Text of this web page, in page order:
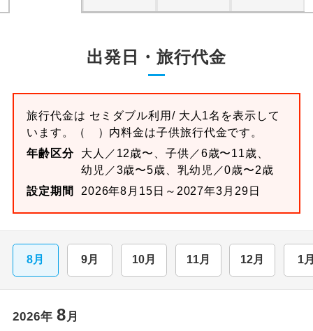
出発日・旅行代金
旅行代金は セミダブル利用/ 大人1名を表示して
います。
（ ）内料金は子供旅行代金です。
年齢区分
大人／12歳〜、子供／6歳〜11歳、
幼児／3歳〜5歳、乳幼児／0歳〜2歳
設定期間
2026年8月15日～2027年3月29日
8月 9月 10月 11月 12月 1
2026年 8月